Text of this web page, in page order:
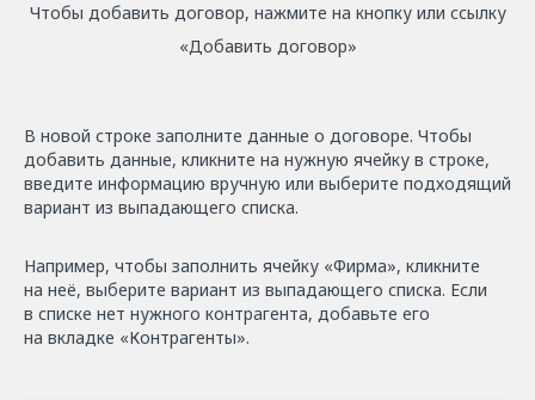
Чтобы добавить договор, нажмите на кнопку или ссылку
«Добавить договор»
В новой строке заполните данные о договоре. Чтобы
добавить данные, кликните на нужную ячейку в строке,
введите информацию вручную или выберите подходящий
вариант из выпадающего списка.
Например, чтобы заполнить ячейку «Фирма», кликните
на неё, выберите вариант из выпадающего списка. Если
в списке нет нужного контрагента, добавьте его
на вкладке «Контрагенты».